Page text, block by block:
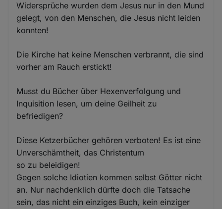
Widersprüche wurden dem Jesus nur in den Mund
gelegt, von den Menschen, die Jesus nicht leiden
konnten!
Die Kirche hat keine Menschen verbrannt, die sind
vorher am Rauch erstickt!
Musst du Bücher über Hexenverfolgung und
Inquisition lesen, um deine Geilheit zu
befriedigen?
Diese Ketzerbücher gehören verboten! Es ist eine
Unverschämtheit, das Christentum
so zu beleidigen!
Gegen solche Idiotien kommen selbst Götter nicht
an. Nur nachdenklich dürfte doch die Tatsache
sein, das nicht ein einziges Buch, kein einziger